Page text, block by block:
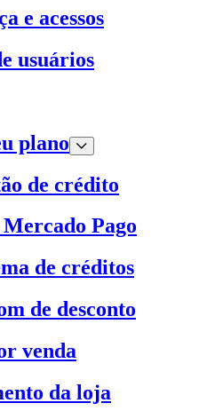
e acessos
usuários
plano
de crédito
Pago
de créditos
de desconto
venda
da loja